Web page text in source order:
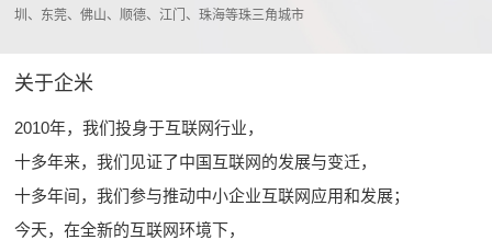
圳、东莞、佛山、顺德、江门、珠海等珠三角城市
关于企米
2010年，我们投身于互联网行业，
十多年来，我们见证了中国互联网的发展与变迁，
十多年间，我们参与推动中小企业互联网应用和发展；
今天，在全新的互联网环境下，